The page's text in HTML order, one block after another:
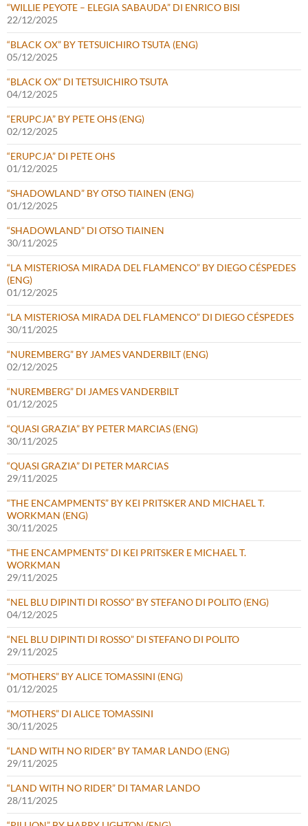
“WILLIE PEYOTE – ELEGIA SABAUDA” DI ENRICO BISI
22/12/2025
“BLACK OX” BY TETSUICHIRO TSUTA (ENG)
05/12/2025
“BLACK OX” DI TETSUICHIRO TSUTA
04/12/2025
“ERUPCJA” BY PETE OHS (ENG)
02/12/2025
“ERUPCJA” DI PETE OHS
01/12/2025
“SHADOWLAND” BY OTSO TIAINEN (ENG)
01/12/2025
“SHADOWLAND” DI OTSO TIAINEN
30/11/2025
“LA MISTERIOSA MIRADA DEL FLAMENCO” BY DIEGO CÉSPEDES
(ENG)
01/12/2025
“LA MISTERIOSA MIRADA DEL FLAMENCO” DI DIEGO CÉSPEDES
30/11/2025
“NUREMBERG” BY JAMES VANDERBILT (ENG)
02/12/2025
“NUREMBERG” DI JAMES VANDERBILT
01/12/2025
“QUASI GRAZIA” BY PETER MARCIAS (ENG)
30/11/2025
“QUASI GRAZIA” DI PETER MARCIAS
29/11/2025
“THE ENCAMPMENTS” BY KEI PRITSKER AND MICHAEL T.
WORKMAN (ENG)
30/11/2025
“THE ENCAMPMENTS” DI KEI PRITSKER E MICHAEL T.
WORKMAN
29/11/2025
“NEL BLU DIPINTI DI ROSSO” BY STEFANO DI POLITO (ENG)
04/12/2025
“NEL BLU DIPINTI DI ROSSO” DI STEFANO DI POLITO
29/11/2025
“MOTHERS” BY ALICE TOMASSINI (ENG)
01/12/2025
“MOTHERS” DI ALICE TOMASSINI
30/11/2025
“LAND WITH NO RIDER” BY TAMAR LANDO (ENG)
29/11/2025
“LAND WITH NO RIDER” DI TAMAR LANDO
28/11/2025